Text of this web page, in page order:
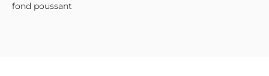
fond poussant